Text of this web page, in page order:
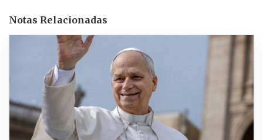
Notas Relacionadas